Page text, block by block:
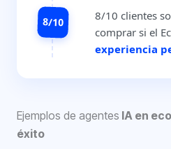
8/10
8/10 clientes
comprar si el
experiencia
Ejemplos de agentes IA en
éxito